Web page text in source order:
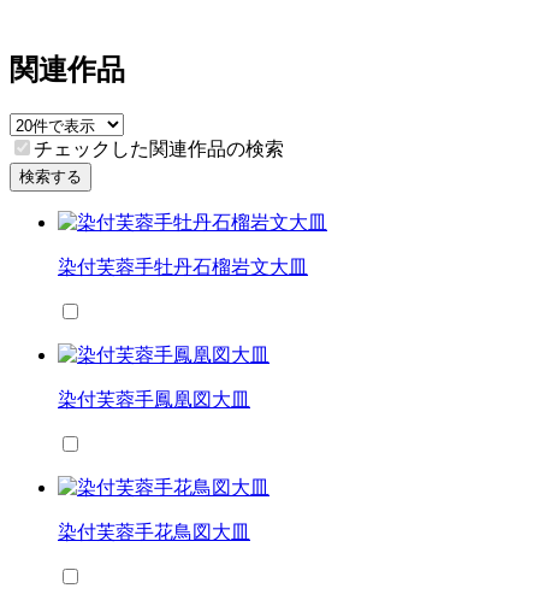
関連作品
チェックした関連作品の検索
検索する
染付芙蓉手牡丹石榴岩文大皿
染付芙蓉手鳳凰図大皿
染付芙蓉手花鳥図大皿